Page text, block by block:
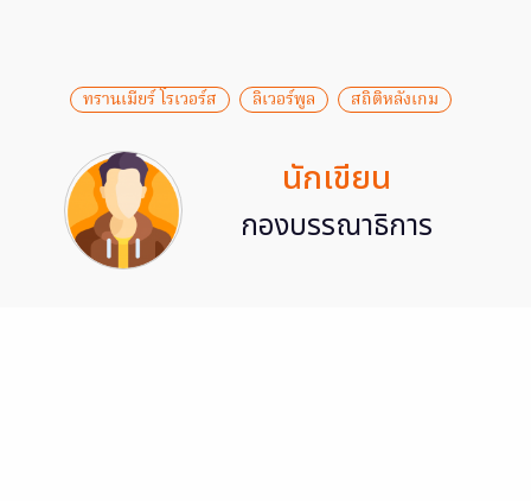
ทรานเมียร์ โรเวอร์ส ลิเวอร์พูล สถิติหลังเกม
นักเขียน
กองบรรณาธิการ